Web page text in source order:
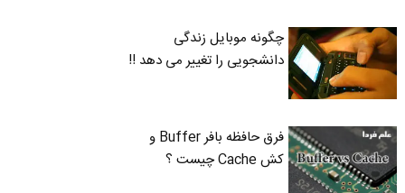
چگونه موبایل زندگی
دانشجویی را تغییر می دهد !!
فرق حافظه بافر Buffer و
کش Cache چیست ؟